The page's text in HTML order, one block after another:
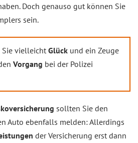
Doch genauso gut können Sie
sein.
Sie vielleicht Glück und ein Zeuge
Vorgang bei der Polizei
sollten Sie den
Auto ebenfalls melden: Allerdings
der Versicherung erst dann